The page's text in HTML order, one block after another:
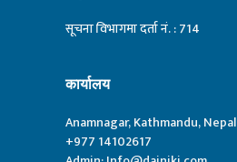
सूचना विभागमा दर्ता नं. : 714
कार्यालय
Anamnagar, Kathmandu, Nepal
+977 14102617